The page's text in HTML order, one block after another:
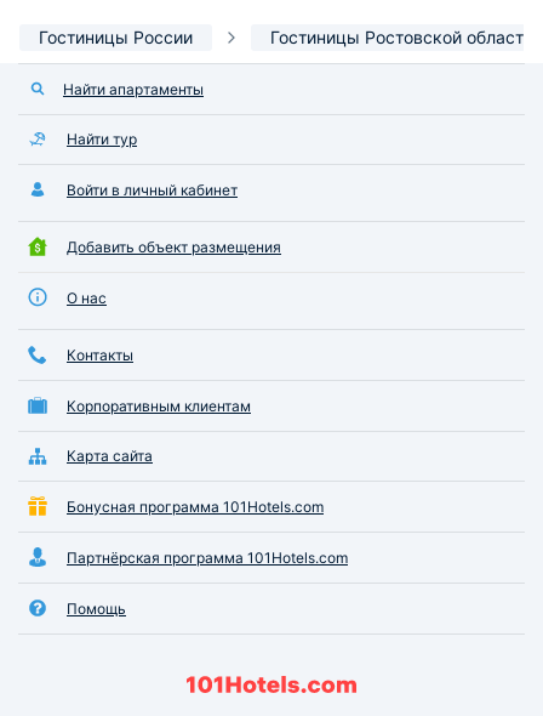
Гостиницы России Гостиницы Ростовской области
Найти апартаменты
Найти тур
Войти в личный кабинет
Добавить объект размещения
О нас
Контакты
Корпоративным клиентам
Карта сайта
Бонусная программа 101Hotels.com
Партнёрская программа 101Hotels.com
Помощь